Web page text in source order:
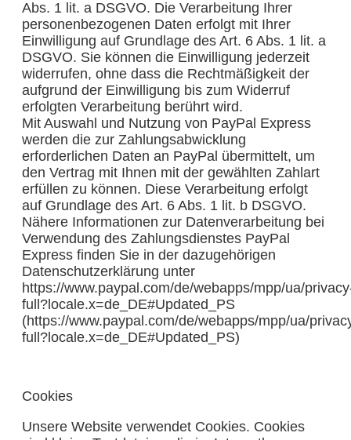
Abs. 1 lit. a DSGVO. Die Verarbeitung Ihrer
personenbezogenen Daten erfolgt mit Ihrer
Einwilligung auf Grundlage des Art. 6 Abs. 1 lit. a
DSGVO. Sie können die Einwilligung jederzeit
widerrufen, ohne dass die Rechtmäßigkeit der
aufgrund der Einwilligung bis zum Widerruf
erfolgten Verarbeitung berührt wird.
Mit Auswahl und Nutzung von PayPal Express
werden die zur Zahlungsabwicklung
erforderlichen Daten an PayPal übermittelt, um
den Vertrag mit Ihnen mit der gewählten Zahlart
erfüllen zu können. Diese Verarbeitung erfolgt
auf Grundlage des Art. 6 Abs. 1 lit. b DSGVO.
Nähere Informationen zur Datenverarbeitung bei
Verwendung des Zahlungsdienstes PayPal
Express finden Sie in der dazugehörigen
Datenschutzerklärung unter
https://www.paypal.com/de/webapps/mpp/ua/
full?locale.x=de_DE#Updated_PS
(https://www.paypal.com/de/webapps/mpp/ua/
full?locale.x=de_DE#Updated_PS)
Cookies
Unsere Website verwendet Cookies. Cookies